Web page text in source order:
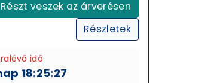
Részt veszek az árverésen
Részletek
idő
18:25:26